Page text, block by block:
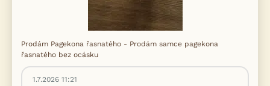
Prodám Pagekona řasnatého - Prodám samce pagekona
řasnatého bez ocásku
1.7.2026 11:21